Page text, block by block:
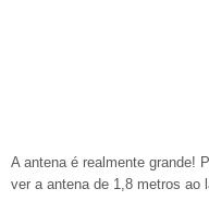
A antena é realmente grande!
ver a antena de 1,8 metros ao